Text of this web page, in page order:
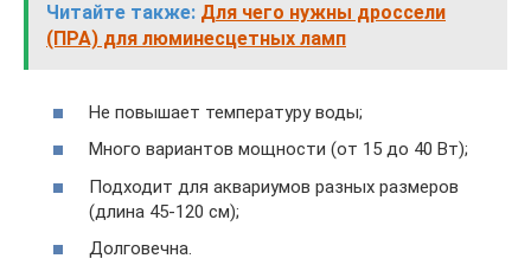
Читайте также: Для чего нужны дроссели
(ПРА) для люминесцетных ламп
Не повышает температуру воды;
Много вариантов мощности (от 15 до 40 Вт);
Подходит для аквариумов разных размеров
(длина 45-120 см);
Долговечна.